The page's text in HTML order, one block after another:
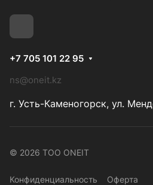
+7 705 101 22 95
ns@oneit.kz
г. Усть-Каменогорск, ул.
© 2026 ТОО ONEIT
Конфиденциальность Оферта